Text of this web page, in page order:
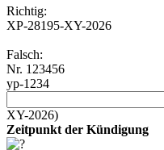
Richtig:
XP-28195-XY-2026
Falsch:
Nr. 123456
yp-1234
XY-2026)
Zeitpunkt der Kündigung